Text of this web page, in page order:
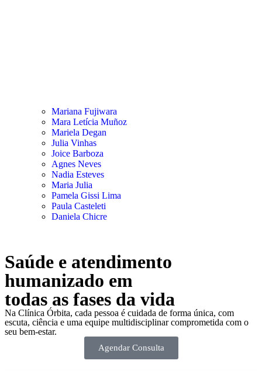
Mariana Fujiwara
Mara Letícia Muñoz
Mariela Degan
Julia Vinhas
Joice Barboza
Agnes Neves
Nadia Esteves
Maria Julia
Pamela Gissi Lima
Paula Casteleti
Daniela Chicre
Saúde e atendimento
humanizado em
todas as fases da vida
Na Clínica Órbita, cada pessoa é cuidada de forma única, com
escuta, ciência e uma equipe multidisciplinar comprometida com o
seu bem-estar.
Agendar Consulta